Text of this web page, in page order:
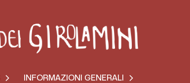
INFORMAZIONI GENERALI